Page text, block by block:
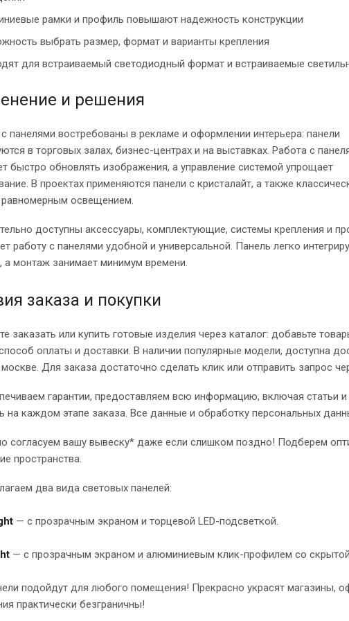
рамки и профиль повышают надежность конструкции
выбрать размер, формат и варианты крепления
для встраиваемый светодиодный формат и встраиваемые
и решения
панелями востребованы в рекламе и оформлении интерьера: панели
в торговых залах, бизнес-центрах и на выставках. Работа с
быстро обновлять изображения, а управление системой упрощает
В проектах применяются панели с кристалайт, а также
равномерным освещением.
доступны аксессуары, комплектующие, системы крепления и
работу с панелями удобной и универсальной. Панель легко
а монтаж занимает минимум времени.
заказа и покупки
заказать или купить готовые изделия через каталог: добавьте
оплаты и доставки. В наличии популярные модели, доступна
Для заказа достаточно сделать клик или отправить запрос
гарантии, предоставляем всю информацию, включая статьи
на каждом этапе заказа. Все данные и обработку персональных
согласуем вашу вывеску* даже если слишком поздно! Подберем
пространства.
два вида световых панелей:
— с прозрачным экраном и торцевой LED-подсветкой.
— с прозрачным экраном и алюминиевым клик-профилем со
подойдут для любого помещения! Прекрасно украсят магазины,
практически безграничны!